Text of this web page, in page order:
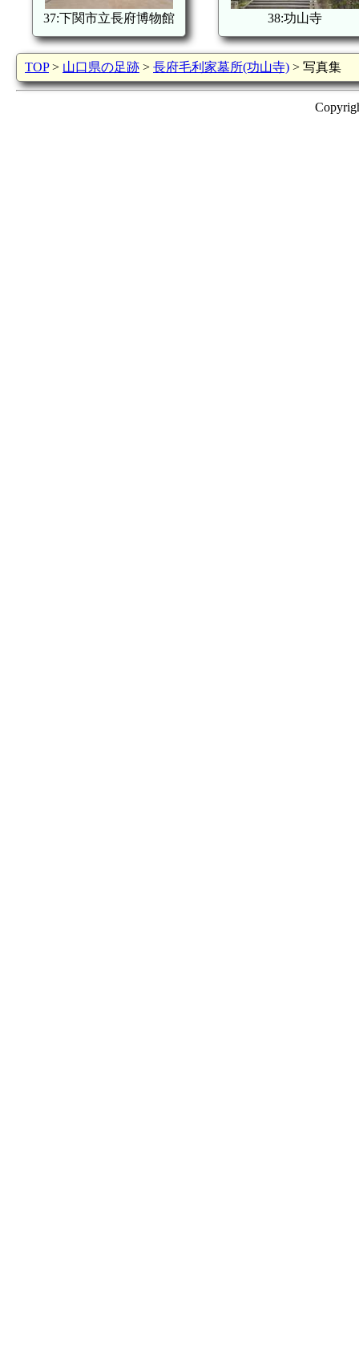
37:下関市立長府博物館 38:功山寺
TOP> 山口県の足跡 > 長府毛利家墓所(功山寺) > 写真集